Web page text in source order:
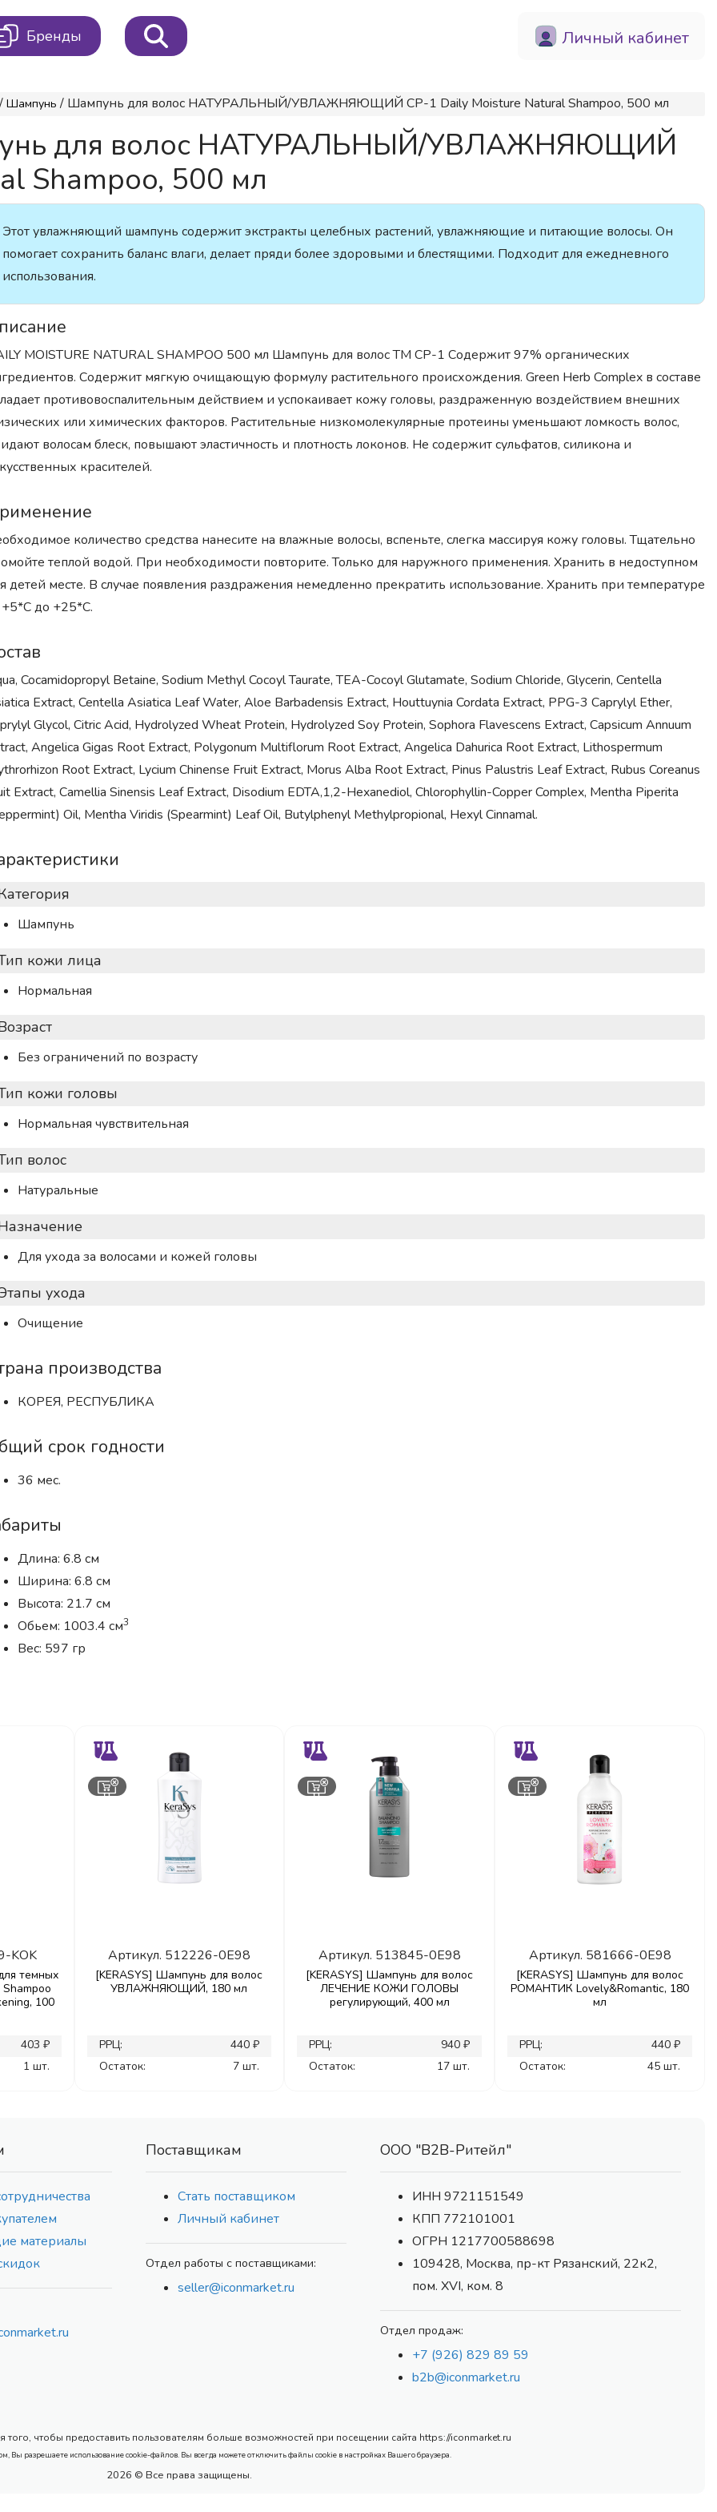
Бренды Личный кабинет
Шампунь / Шампунь для волос НАТУРАЛЬНЫЙ/УВЛАЖНЯЮЩИЙ CP-1 Daily Moisture Natural Shampoo, 500 мл
для волос НАТУРАЛЬНЫЙ/УВЛАЖНЯЮЩИЙ
Shampoo, 500 мл
Этот увлажняющий шампунь содержит экстракты целебных растений, увлажняющие и питающие волосы. Он
помогает сохранить баланс влаги, делает пряди более здоровыми и блестящими. Подходит для ежедневного
использования.
MOISTURE NATURAL SHAMPOO 500 мл Шампунь для волос ТМ CP-1 Содержит 97% органических
Содержит мягкую очищающую формулу растительного происхождения. Green Herb Complex в составе
противовоспалительным действием и успокаивает кожу головы, раздраженную воздействием внешних
или химических факторов. Растительные низкомолекулярные протеины уменьшают ломкость волос,
волосам блеск, повышают эластичность и плотность локонов. Не содержит сульфатов, силикона и
красителей.
количество средства нанесите на влажные волосы, вспеньте, слегка массируя кожу головы. Тщательно
теплой водой. При необходимости повторите. Только для наружного применения. Хранить в недоступном
детей месте. В случае появления раздражения немедленно прекратить использование. Хранить при температуре
+5*С до +25*С.
Cocamidopropyl Betaine, Sodium Methyl Cocoyl Taurate, TEA-Cocoyl Glutamate, Sodium Chloride, Glycerin, Centella
Extract, Centella Asiatica Leaf Water, Aloe Barbadensis Extract, Houttuynia Cordata Extract, PPG-3 Caprylyl Ether,
Glycol, Citric Acid, Hydrolyzed Wheat Protein, Hydrolyzed Soy Protein, Sophora Flavescens Extract, Capsicum Annuum
Angelica Gigas Root Extract, Polygonum Multiflorum Root Extract, Angelica Dahurica Root Extract, Lithospermum
Root Extract, Lycium Chinense Fruit Extract, Morus Alba Root Extract, Pinus Palustris Leaf Extract, Rubus Coreanus
Extract, Camellia Sinensis Leaf Extract, Disodium EDTA,1,2-Hexanediol, Chlorophyllin-Copper Complex, Mentha Piperita
Oil, Mentha Viridis (Spearmint) Leaf Oil, Butylphenyl Methylpropional, Hexyl Cinnamal.
Шампунь
кожи лица
Нормальная
Без ограничений по возрасту
кожи головы
Нормальная чувствительная
волос
Натуральные
Для ухода за волосами и кожей головы
ухода
Очищение
производства
КОРЕЯ, РЕСПУБЛИКА
срок годности
36 мес.
Длина: 6.8 см
Ширина: 6.8 см
Высота: 21.7 см
Обьем: 1003.4 см3
Вес: 597 гр
KOK
темных
100
403 ₽
1 шт.
Артикул. 512226-0E98
[KERASYS] Шампунь для волос
УВЛАЖНЯЮЩИЙ, 180 мл
РРЦ:
440 ₽
Остаток:
7 шт.
Артикул. 513845-0E98
[KERASYS] Шампунь для волос
ЛЕЧЕНИЕ КОЖИ ГОЛОВЫ
регулирующий, 400 мл
РРЦ:
940 ₽
Остаток:
17 шт.
Артикул. 581666-0E98
[KERASYS] Шампунь для волос
РОМАНТИК Lovely&Romantic, 180
мл
РРЦ:
440 ₽
Остаток:
45 шт.
материалы
Поставщикам
Стать поставщиком
Личный кабинет
Отдел работы с поставщиками:
seller@iconmarket.ru
ООО "В2В-Ритейл"
ИНН 9721151549
КПП 772101001
ОГРН 1217700588698
109428, Москва, пр-кт Рязанский, 22к2,
пом. XVI, ком. 8
Отдел продаж:
+7 (926) 829 89 59
b2b@iconmarket.ru
чтобы предоставить пользователям больше возможностей при посещении сайта https://iconmarket.ru
Вы разрешаете использование cookie-файлов. Вы всегда можете отключить файлы cookie в настройках Вашего браузера.
2026 © Все права защищены.